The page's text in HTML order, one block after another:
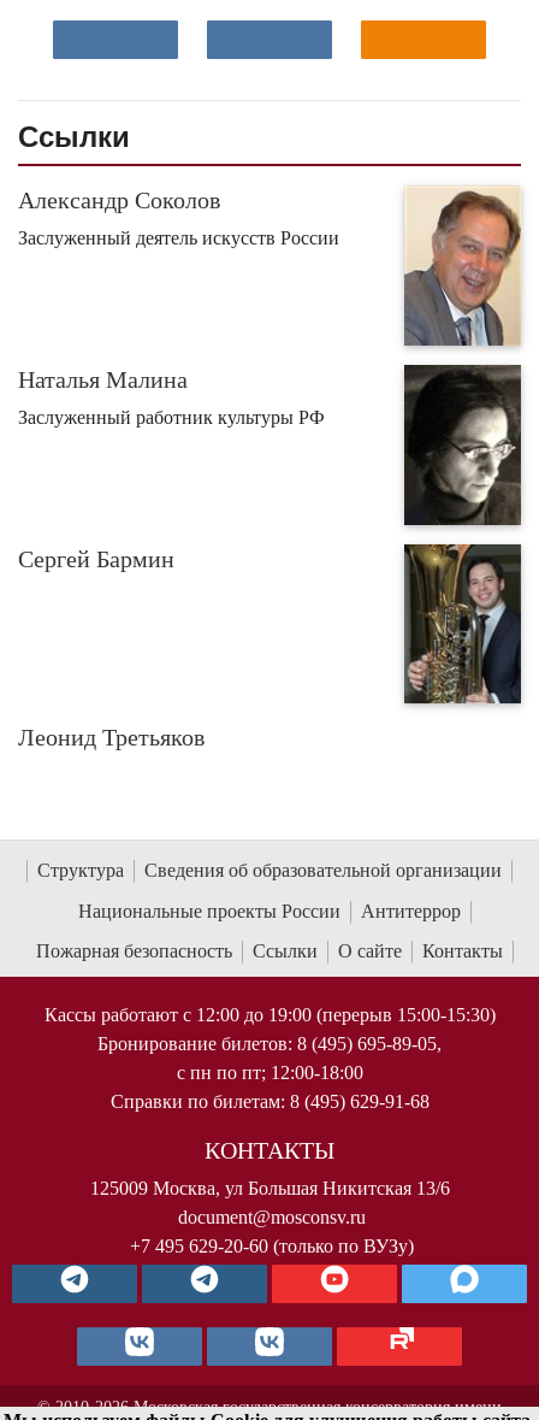
Ссылки
Александр Соколов
Заслуженный деятель искусств России
Наталья Малина
Заслуженный работник культуры РФ
Сергей Бармин
Леонид Третьяков
Структура
Сведения об образовательной организации
Национальные проекты России
Антитеррор
Пожарная безопасность
Ссылки О сайте Контакты
Кассы работают с 12:00 до 19:00 (перерыв 15:00-15:30)
Бронирование билетов: 8 (495) 695-89-05,
с пн по пт; 12:00-18:00
Справки по билетам: 8 (495) 629-91-68
КОНТАКТЫ
125009 Москва, ул Большая Никитская 13/6
document@mosconsv.ru
+7 495 629-20-60 (только по ВУЗу)
© 2010-2026 Московская государственная консерватория имени